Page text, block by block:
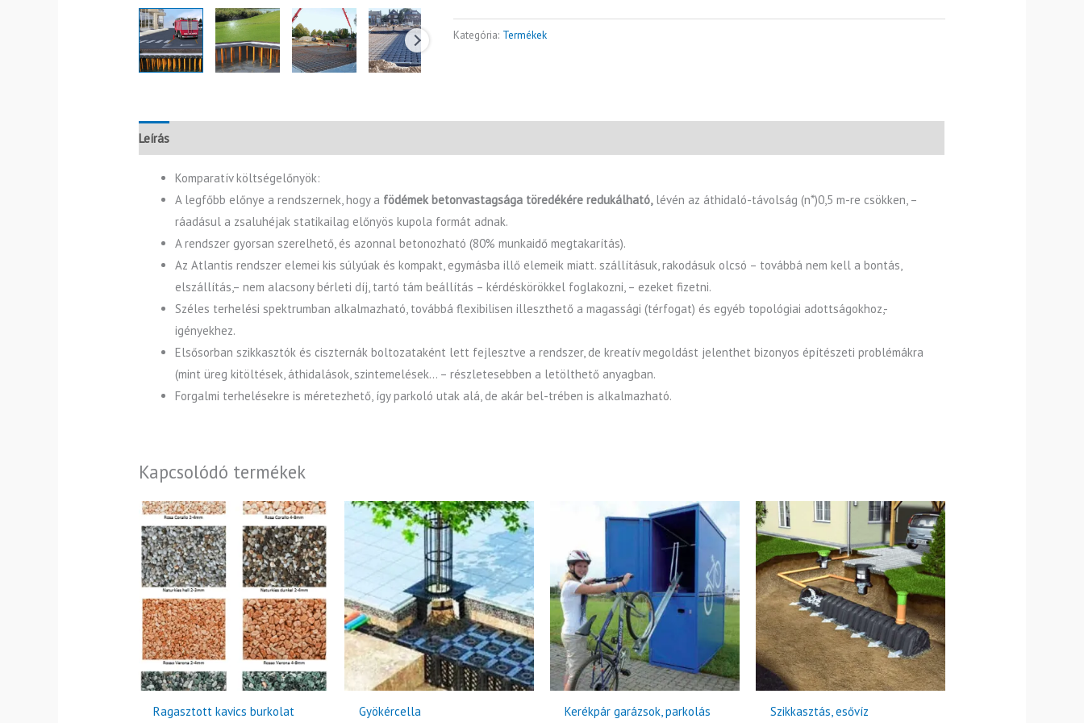
Kategória: Termékek
Leírás
Komparatív költségelőnyök:
A legfőbb előnye a rendszernek, hogy a födémek betonvastagsága töredékére redukálható,lévén az áthidaló-távolság (n*)0,5 m-re csökken, –
ráadásul a zsaluhéjak statikailag előnyös kupola formát adnak.
A rendszer gyorsan szerelhető, és azonnal betonozható (80% munkaidő megtakarítás).
Az Atlantis rendszer elemei kis súlyúak és kompakt, egymásba illő elemeik miatt. szállításuk, rakodásuk olcsó – továbbá nem kell a bontás,
elszállítás,– nem alacsony bérleti díj, tartó tám beállítás – kérdéskörökkel foglakozni, – ezeket fizetni.
Széles terhelési spektrumban alkalmazható, továbbá flexibilisen illeszthető a magassági (térfogat) és egyéb topológiai adottságokhoz,-
igényekhez.
Elsősorban szikkasztók és ciszternák boltozataként lett fejlesztve a rendszer, de kreatív megoldást jelenthet bizonyos építészeti problémákra
(mint üreg kitöltések, áthidalások, szintemelések… – részletesebben a letölthető anyagban.
Forgalmi terhelésekre is méretezhető, így parkoló utak alá, de akár bel-trében is alkalmazható.
Kapcsolódó termékek
Ragasztott kavics burkolat Gyökércella Kerékpár garázsok, parkolás Szikkasztás, esővíz